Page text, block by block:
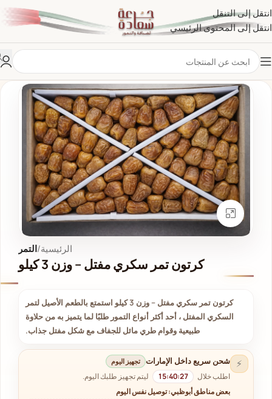
انتقل إلى التنقل
انتقل إلى المحتوى الرئيسي
انقر للتكبير
الرئيسية التمر
كرتون تمر سكري مفتل – وزن 3 كيلو
كرتون تمر سكري مفتل – وزن 3 كيلو استمتع بالطعم الأصيل لتمر
السكري المفتل ، أحد أكثر أنواع التمور طلبًا لما يتميز به من حلاوة
طبيعية وقوام طري مائل للجفاف مع شكل مفتل جذاب.
⚡ شحن سريع داخل الإمارات تجهيز اليوم
اطلب خلال 15:40:26
ليتم تجهيز طلبك اليوم.
بعض مناطق أبوظبي: توصيل نفس اليوم